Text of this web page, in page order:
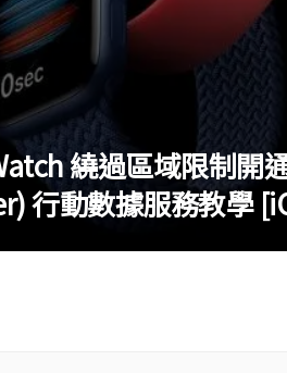
繞過區域限制開
行動數據服務教學